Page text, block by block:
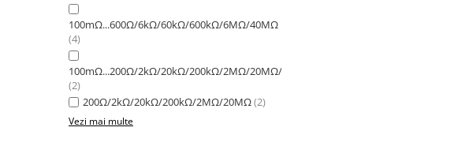
100mΩ...600Ω/6kΩ/60kΩ/600kΩ/6MΩ/40MΩ
(4)
100mΩ...200Ω/2kΩ/20kΩ/200kΩ/2MΩ/20MΩ/200MΩ
(2)
200Ω/2kΩ/20kΩ/200kΩ/2MΩ/20MΩ(2)
Vezi mai multe